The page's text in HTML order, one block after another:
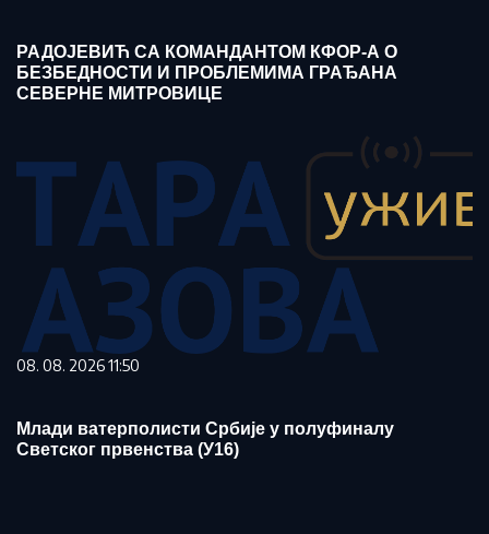
РАДОЈЕВИЋ СА КОМАНДАНТОМ КФОР-А О
БЕЗБЕДНОСТИ И ПРОБЛЕМИМА ГРАЂАНА
СЕВЕРНЕ МИТРОВИЦЕ
08. 08. 2026 11:50
Млади ватерполисти Србије у полуфиналу
Светског првенства (У16)